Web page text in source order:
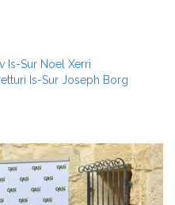
Is-Sur Noel Xerri
Is-Sur Joseph Borg